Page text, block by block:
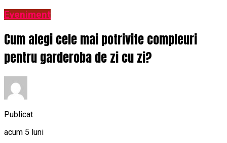
Eveniment
Cum alegi cele mai potrivite compleuri
pentru garderoba de zi cu zi?
Publicat
acum 5 luni